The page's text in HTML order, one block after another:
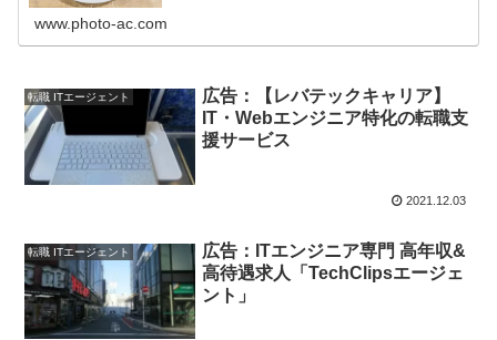
www.photo-ac.com
転職 ITエージェント
広告：【レバテックキャリア】
IT・Webエンジニア特化の転職支
援サービス
2021.12.03
転職 ITエージェント
広告：ITエンジニア専門 高年収&
高待遇求人「TechClipsエージェ
ント」